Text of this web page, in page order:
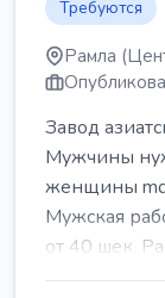
Требуются
Рамла
Завод
Мужчины
женщины
Мужская
от 40 шек.